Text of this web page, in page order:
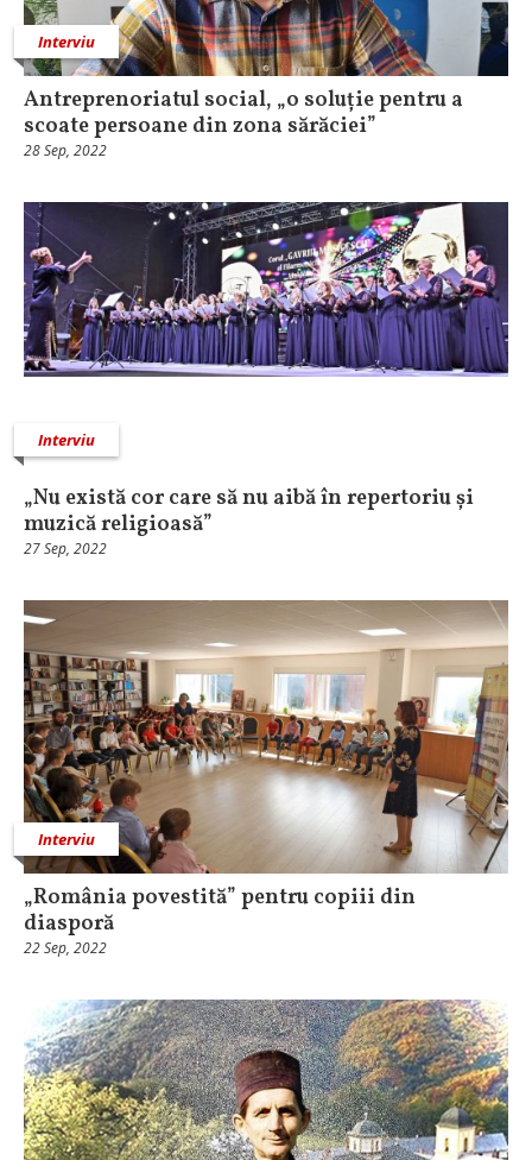
Interviu
Antreprenoriatul social, „o soluție pentru a
scoate persoane din zona sărăciei”
28 Sep, 2022
Interviu
„Nu există cor care să nu aibă în repertoriu și
muzică religioasă”
27 Sep, 2022
Interviu
„România povestită” pentru copiii din
diasporă
22 Sep, 2022